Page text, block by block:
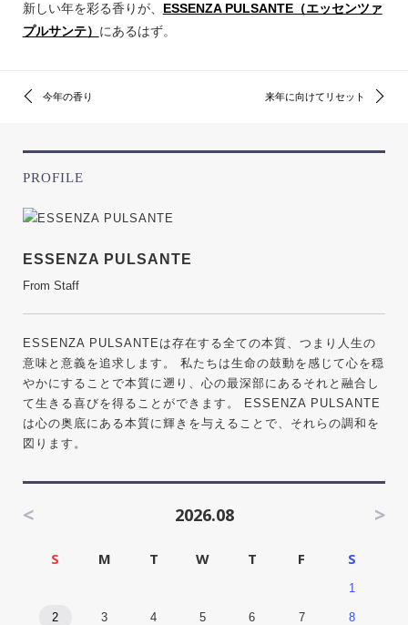
新しい年を彩る香りが、 ESSENZA PULSANTE（エッセンツァ
プルサンテ） にあるはず。
今年の香り 来年に向けてリセット
PROFILE
ESSENZA PULSANTE
From Staff
ESSENZA PULSANTEは存在する全ての本質、つまり人生の
意味と意義を追求します。 私たちは生命の鼓動を感じて心を穏
やかにすることで本質に遡り、心の最深部にあるそれと融合し
て生きる喜びを得ることができます。 ESSENZA PULSANTE
は心の奥底にある本質に輝きを与えることで、それらの調和を
図ります。
< 2026.08 >
S M T W T F S
1
2 3 4 5 6 7 8